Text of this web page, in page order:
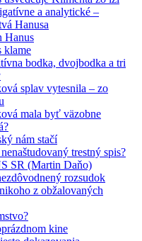
a analytické –
Hanusa
Hanus
klame
bodka, dvojbodka a tri
splav vytesnila – zo
mala byť väzobne
nám stačí
trestný spis?
SR (Martin Daňo)
rozsudok
z obžalovaných
kine